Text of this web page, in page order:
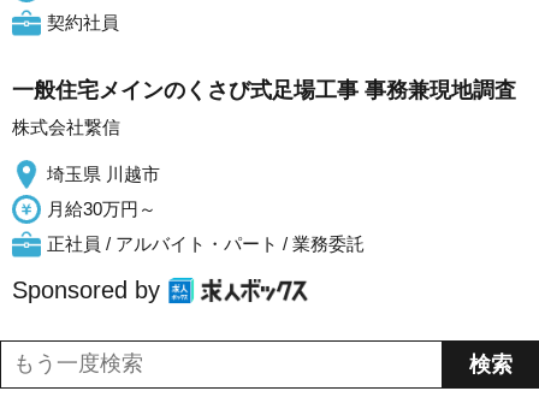
契約社員
一般住宅メインのくさび式足場工事 事務兼現地調査
株式会社繋信
埼玉県 川越市
月給30万円～
正社員 / アルバイト・パート / 業務委託
Sponsored by